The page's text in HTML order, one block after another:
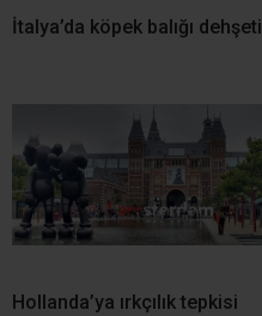
İtalya’da köpek balığı dehşeti
Hollanda’ya ırkçılık tepkisi